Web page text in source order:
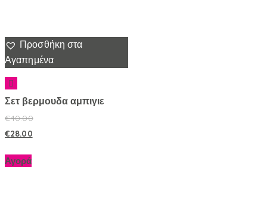
Προσθήκη στα
Αγαπημένα
Σετ βερμουδα αμπιγιε
€40.00
€28.00
Αγορά